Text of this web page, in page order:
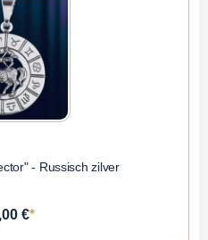
- Russisch zilver
€*